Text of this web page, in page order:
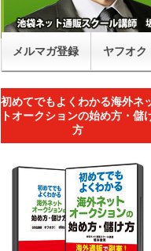
メルマガ登録 ヤフオク
初めてでもよくわかる海外ネ
トオークションの始め方・儲
方